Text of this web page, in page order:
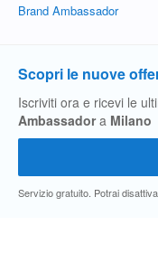
Brand Ambassador
Scopri le nuove
Iscriviti ora e ricevi le
Ambassadora Milano
Servizio gratuito. Potrai